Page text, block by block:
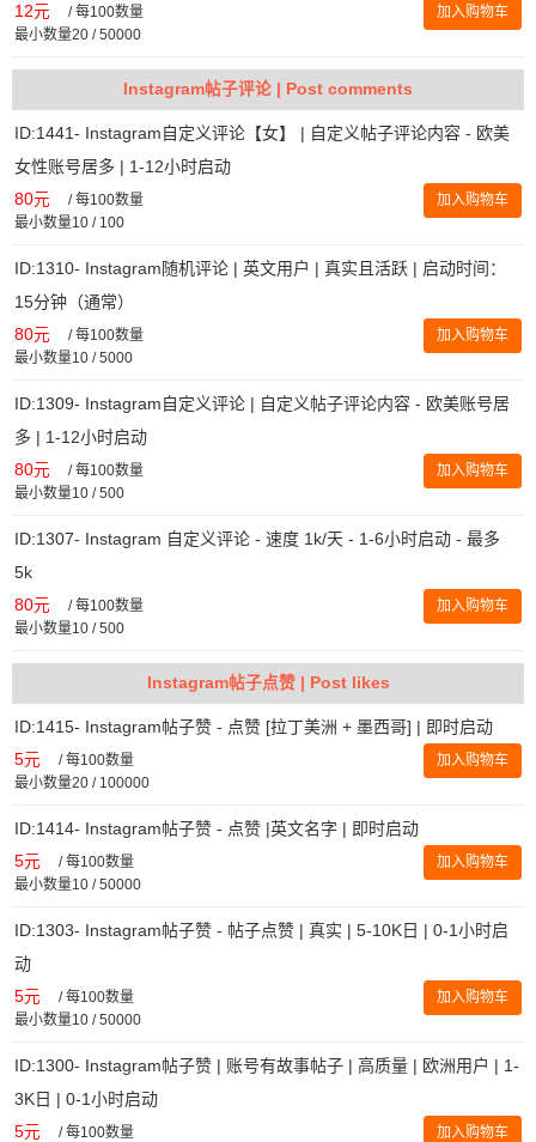
12元 /每100数量
最小数量20 / 50000
加入购物车
Instagram帖子评论 | Post comments
ID:1441- Instagram自定义评论【女】 | 自定义帖子评论内容 - 欧美
女性账号居多 | 1-12小时启动
80元 /每100数量
最小数量10 / 100
加入购物车
ID:1310- Instagram随机评论 | 英文用户 | 真实且活跃 | 启动时间：
15分钟（通常）
80元 /每100数量
最小数量10 / 5000
加入购物车
ID:1309- Instagram自定义评论 | 自定义帖子评论内容 - 欧美账号居
多 | 1-12小时启动
80元 /每100数量
最小数量10 / 500
加入购物车
ID:1307- Instagram 自定义评论 - 速度 1k/天 - 1-6小时启动 - 最多
5k
80元 /每100数量
最小数量10 / 500
加入购物车
Instagram帖子点赞 | Post likes
ID:1415- Instagram帖子赞 - 点赞 [拉丁美洲 + 墨西哥] | 即时启动
5元 /每100数量
最小数量20 / 100000
加入购物车
ID:1414- Instagram帖子赞 - 点赞 |英文名字 | 即时启动
5元 /每100数量
最小数量10 / 50000
加入购物车
ID:1303- Instagram帖子赞 - 帖子点赞 | 真实 | 5-10K日 | 0-1小时启
动
5元 /每100数量
最小数量10 / 50000
加入购物车
ID:1300- Instagram帖子赞 | 账号有故事帖子 | 高质量 | 欧洲用户 | 1-
3K日 | 0-1小时启动
5元 /每100数量
加入购物车